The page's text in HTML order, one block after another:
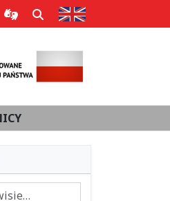
e-mail
Informacje dla użytkowników
Szukaj Strona w języku